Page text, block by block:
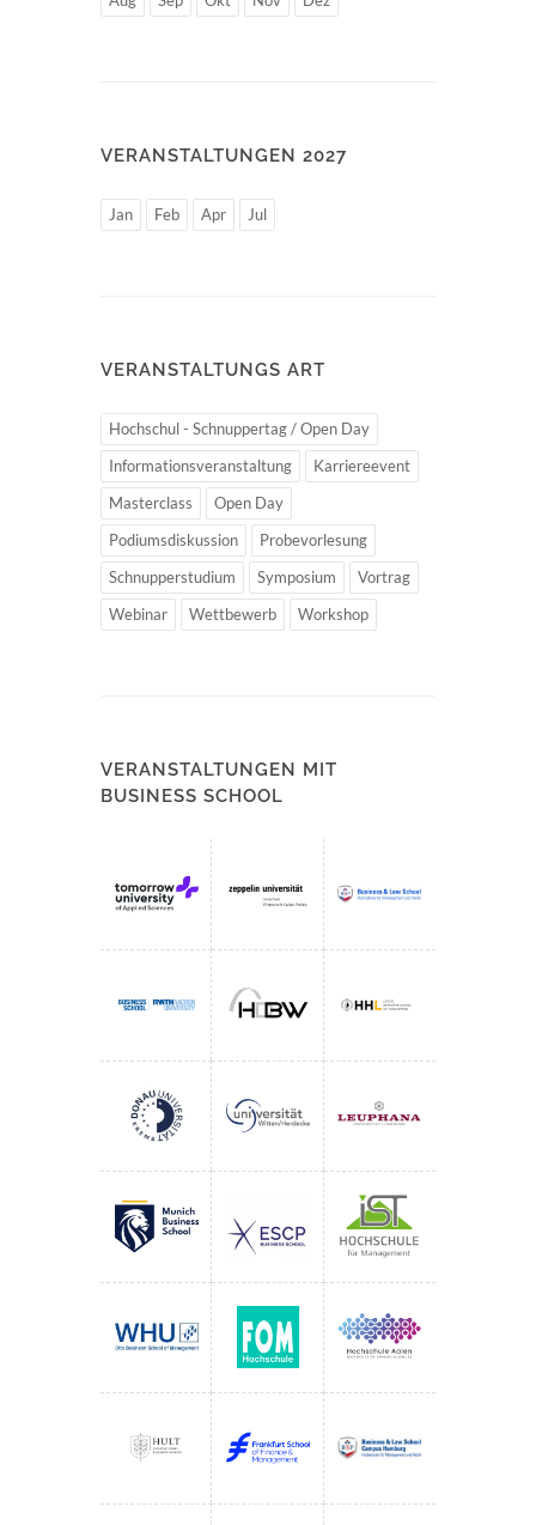
VERANSTALTUNGEN 2027
Jan Feb Apr Jul
VERANSTALTUNGS ART
Hochschul - Schnuppertag / Open Day
Informationsveranstaltung
Karriereevent
Masterclass
Open Day
Podiumsdiskussion
Probevorlesung
Schnupperstudium
Symposium
Vortrag
Webinar
Wettbewerb Workshop
VERANSTALTUNGEN MIT
BUSINESS SCHOOL